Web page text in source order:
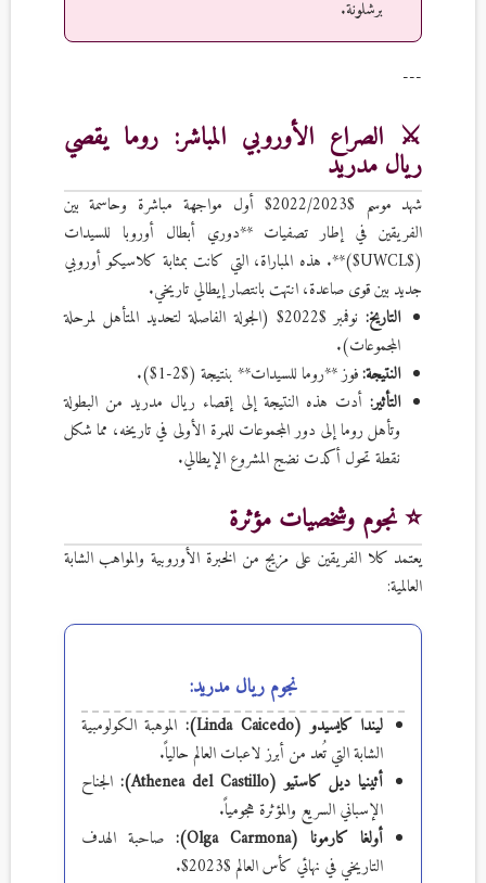
برشلونة.
---
⚔️ الصراع الأوروبي المباشر: روما يقصي
ريال مدريد
شهد موسم $2022/2023$ أول مواجهة مباشرة وحاسمة بين
الفريقين في إطار تصفيات **دوري أبطال أوروبا للسيدات
($UWCL$)**. هذه المباراة، التي كانت بمثابة كلاسيكو أوروبي
جديد بين قوى صاعدة، انتهت بانتصار إيطالي تاريخي.
التاريخ:
نوفمبر $2022$ (الجولة الفاصلة لتحديد المتأهل لمرحلة
المجموعات).
النتيجة:فوز **روما للسيدات** بنتيجة ($2-1$).
التأثير:أدت هذه النتيجة إلى إقصاء ريال مدريد من البطولة
وتأهل روما إلى دور المجموعات للمرة الأولى في تاريخه، مما شكل
نقطة تحول أكدت نضج المشروع الإيطالي.
⭐ نجوم وشخصيات مؤثرة
يعتمد كلا الفريقين على مزيج من الخبرة الأوروبية والمواهب الشابة
العالمية:
نجوم ريال مدريد:
ليندا كايسيدو (Linda Caicedo):
الموهبة الكولومبية
الشابة التي تُعد من أبرز لاعبات العالم حالياً.
أثينيا ديل كاستيو (Athenea del Castillo):
الجناح
الإسباني السريع والمؤثرة هجومياً.
أولغا كارمونا (Olga Carmona):
صاحبة الهدف
التاريخي في نهائي كأس العالم $2023$.